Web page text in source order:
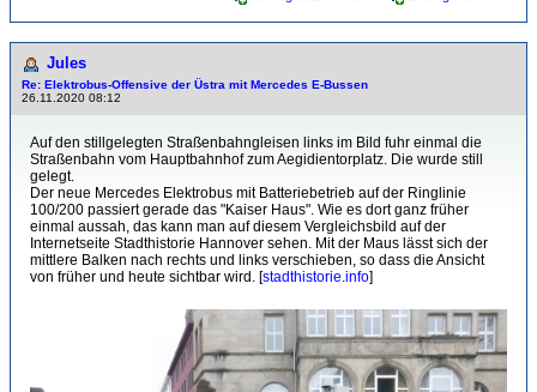
Jules
Re: Elektrobus-Offensive der Üstra mit Mercedes E-Bussen
26.11.2020 08:12
Auf den stillgelegten Straßenbahngleisen links im Bild fuhr einmal die
Straßenbahn vom Hauptbahnhof zum Aegidientorplatz. Die wurde still
gelegt.
Der neue Mercedes Elektrobus mit Batteriebetrieb auf der Ringlinie
100/200 passiert gerade das "Kaiser Haus". Wie es dort ganz früher
einmal aussah, das kann man auf diesem Vergleichsbild auf der
Internetseite Stadthistorie Hannover sehen. Mit der Maus lässt sich der
mittlere Balken nach rechts und links verschieben, so dass die Ansicht
von früher und heute sichtbar wird. [stadthistorie.info]